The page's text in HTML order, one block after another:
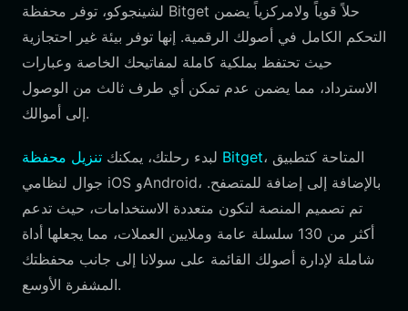
لشينجوكو، توفر محفظة Bitget حلاً قوياً ولامركزياً يضمن
التحكم الكامل في أصولك الرقمية. إنها توفر بيئة غير احتجازية
حيث تحتفظ بملكية كاملة لمفاتيحك الخاصة وعبارات
الاسترداد، مما يضمن عدم تمكن أي طرف ثالث من الوصول
إلى أموالك.
لبدء رحلتك، يمكنك تنزيل محفظة Bitget، المتاحة كتطبيق
جوال لنظامي iOS وAndroid، بالإضافة إلى إضافة للمتصفح.
تم تصميم المنصة لتكون متعددة الاستخدامات، حيث تدعم
أكثر من 130 سلسلة عامة وملايين العملات، مما يجعلها أداة
شاملة لإدارة أصولك القائمة على سولانا إلى جانب محفظتك
المشفرة الأوسع.